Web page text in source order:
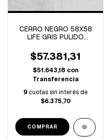
CERRO NEGRO 58X58
LIFE GRIS PULIDO
$57.381,31
$51.643,18 con
Transferencia
9cuotas sin interés de
$6.375,70